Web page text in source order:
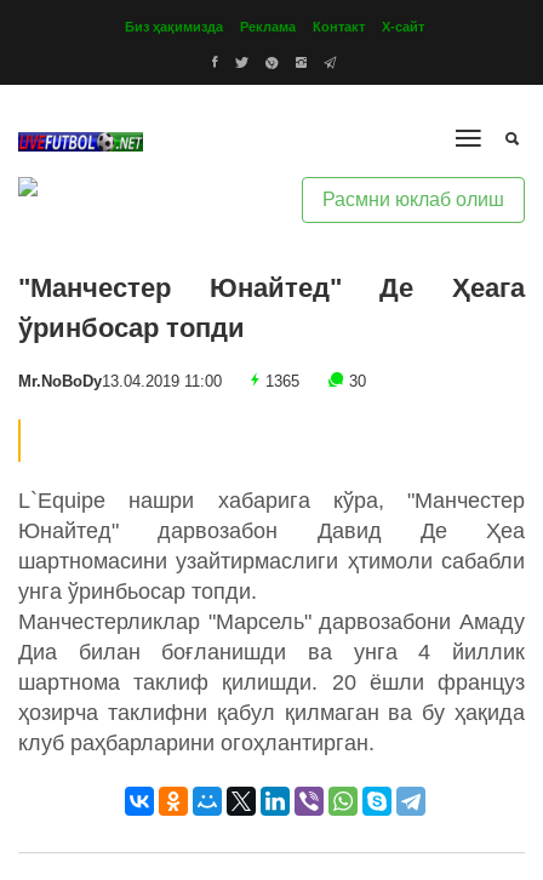
Биз ҳақимизда Реклама Контакт Х-сайт
Расмни юклаб олиш
"Манчестер Юнайтед" Де Ҳеага
ўринбосар топди
Mr.NoBoDy13.04.2019 11:00 1365 30
L`Equipe нашри хабарига кўра, "Манчестер
Юнайтед" дарвозабон Давид Де Ҳеа
шартномасини узайтирмаслиги ҳтимоли сабабли
унга ўринбьосар топди.
Манчестерликлар "Марсель" дарвозабони Амаду
Диа билан боғланишди ва унга 4 йиллик
шартнома таклиф қилишди. 20 ёшли француз
ҳозирча таклифни қабул қилмаган ва бу ҳақида
клуб раҳбарларини огоҳлантирган.